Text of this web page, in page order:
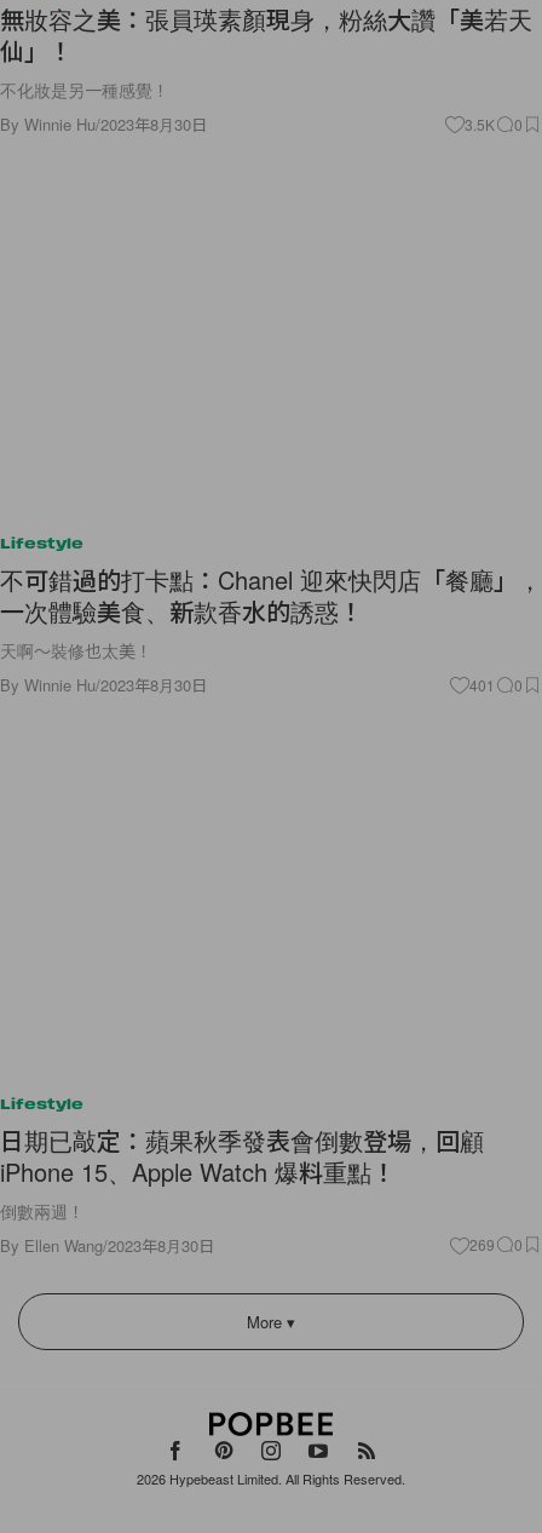
無妝容之美：張員瑛素顏現身，粉絲大讚「美若天
仙」！
不化妝是另一種感覺！
By Winnie Hu/2023年8月30日 3.5K 0
Lifestyle
不可錯過的打卡點：Chanel 迎來快閃店「餐廳」，
一次體驗美食、新款香水的誘惑！
天啊～裝修也太美！
By Winnie Hu/2023年8月30日 401 0
Lifestyle
日期已敲定：蘋果秋季發表會倒數登場，回顧
iPhone 15、Apple Watch 爆料重點！
倒數兩週！
By Ellen Wang/2023年8月30日 269 0
More ▾
2026 Hypebeast Limited. All Rights Reserved.